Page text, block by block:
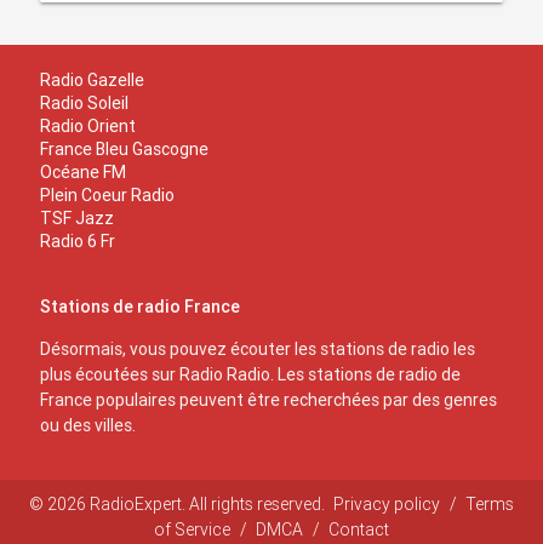
Radio Gazelle
Radio Soleil
Radio Orient
France Bleu Gascogne
Océane FM
Plein Coeur Radio
TSF Jazz
Radio 6 Fr
Stations de radio France
Désormais, vous pouvez écouter les stations de radio les
plus écoutées sur Radio Radio. Les stations de radio de
France populaires peuvent être recherchées par des genres
ou des villes.
© 2026 RadioExpert. All rights reserved. Privacy policy / Terms
of Service / DMCA / Contact